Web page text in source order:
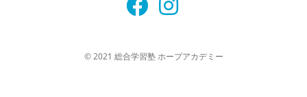
© 2021 総合学習塾 ホープアカデミー